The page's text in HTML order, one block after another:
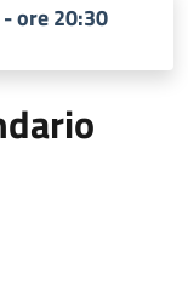
ore 20:30